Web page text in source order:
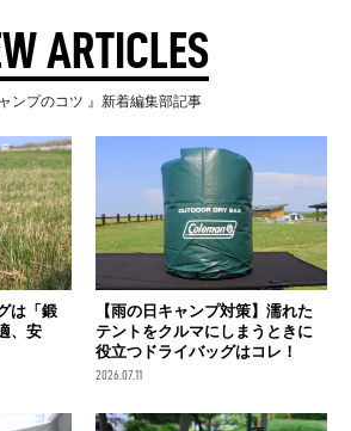
ARTICLES
ャンプのコツ 』新着編集部記事
は「鍛
、安
【雨の日キャンプ対策】濡れた
テントをクルマにしまうときに
役立つドライバッグはコレ！
2026.07.11